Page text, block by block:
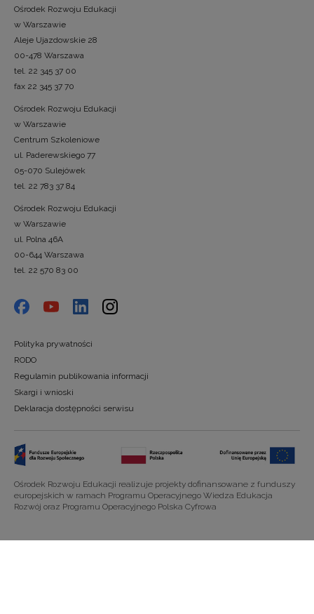
Ośrodek Rozwoju Edukacji
w Warszawie
Aleje Ujazdowskie 28
00-478 Warszawa
tel. 22 345 37 00
fax 22 345 37 70
Ośrodek Rozwoju Edukacji
w Warszawie
Centrum Szkoleniowe
ul. Paderewskiego 77
05-070 Sulejówek
tel. 22 783 37 84
Ośrodek Rozwoju Edukacji
w Warszawie
ul. Polna 46A
00-644 Warszawa
tel. 22 570 83 00
Polityka prywatności
RODO
Regulamin publikowania informacji
Skargi i wnioski
Deklaracja dostępności serwisu
Ośrodek Rozwoju Edukacji realizuje projekty dofinansowane z funduszy
europejskich w ramach Programu Operacyjnego Wiedza Edukacja
Rozwój oraz Programu Operacyjnego Polska Cyfrowa